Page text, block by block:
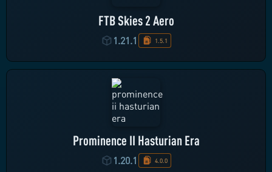
FTB Skies 2 Aero
1.21.1 1.5.1
Prominence II Hasturian Era
1.20.1 4.0.0